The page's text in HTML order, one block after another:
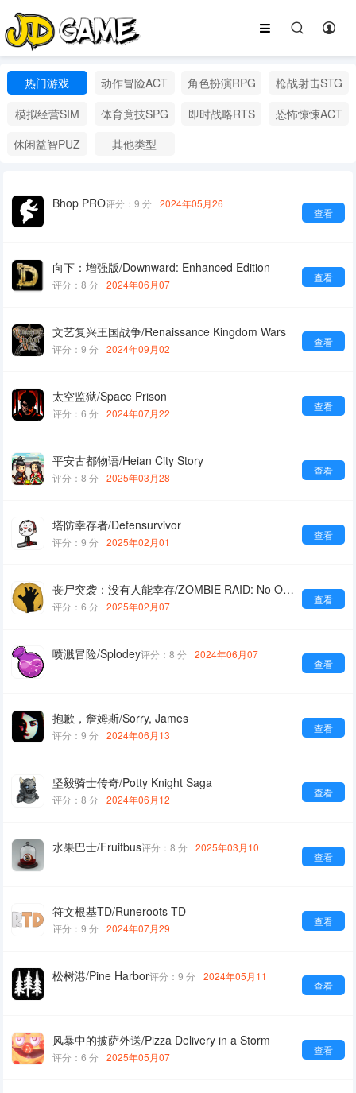
热门游戏 动作冒险ACT 角色扮演RPG
枪战射击STG
模拟经营SIM
体育竟技SPG 即时战略RTS
恐怖惊悚ACT
休闲益智PUZ
其他类型
Bhop PRO
查看
评分：9 分 2024年05月26
向下：增强版/Downward: Enhanced Edition
查看
评分：8 分 2024年06月07
文艺复兴王国战争/Renaissance Kingdom Wars
查看
评分：9 分 2024年09月02
太空监狱/Space Prison
查看
评分：6 分 2024年07月22
平安古都物语/Heian City Story
查看
评分：8 分 2025年03月28
塔防幸存者/Defensurvivor
查看
评分：9 分 2025年02月01
丧尸突袭：没有人能幸存/ZOMBIE RAID: No One Survives
查看
评分：6 分 2025年02月07
喷溅冒险/Splodey
查看
评分：8 分 2024年06月07
抱歉，詹姆斯/Sorry, James
查看
评分：9 分 2024年06月13
坚毅骑士传奇/Potty Knight Saga
查看
评分：8 分 2024年06月12
水果巴士/Fruitbus
查看
评分：8 分 2025年03月10
符文根基TD/Runeroots TD
查看
评分：9 分 2024年07月29
松树港/Pine Harbor
查看
评分：9 分 2024年05月11
风暴中的披萨外送/Pizza Delivery in a Storm
查看
评分：6 分 2025年05月07